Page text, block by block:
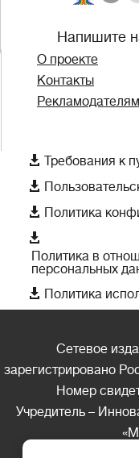
Напишите
О проекте
Контакты
Рекламодателям
 Требования к

 Политика

Политика в
персональных
 Политика
Сетевое
зарегистрировано
Номер
Учредитель –